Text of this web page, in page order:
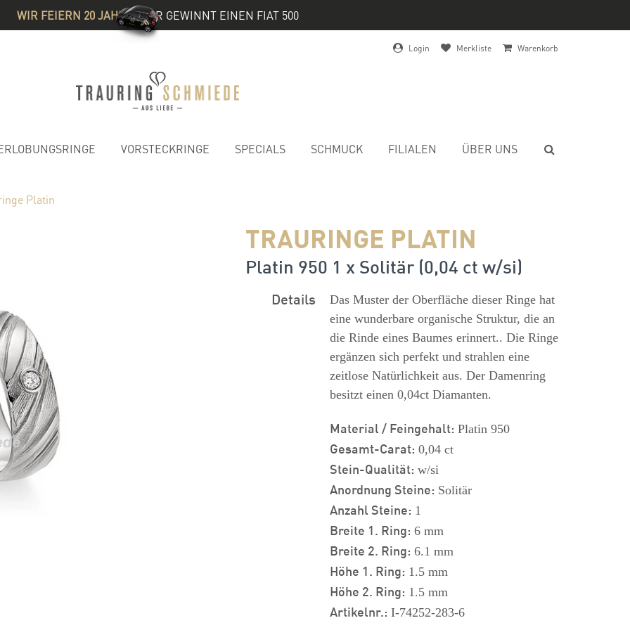
WIR FEIERN 20 JAHRE& IHR GEWINNT EINEN FIAT 500
Login Merkliste Warenkorb
VORSTECKRINGE SPECIALS SCHMUCK FILIALEN ÜBER UNS
Platin
TRAURINGE PLATIN
Platin 950 1 x Solitär (0,04 ct w/si)
Details
Das Muster der Oberfläche dieser Ringe hat
eine wunderbare organische Struktur, die an
die Rinde eines Baumes erinnert.. Die Ringe
ergänzen sich perfekt und strahlen eine
zeitlose Natürlichkeit aus. Der Damenring
besitzt einen 0,04ct Diamanten.
Material / Feingehalt: Platin 950
Gesamt-Carat: 0,04 ct
Stein-Qualität: w/si
Anordnung Steine: Solitär
Anzahl Steine: 1
Breite 1. Ring: 6 mm
Breite 2. Ring: 6.1 mm
Höhe 1. Ring: 1.5 mm
Höhe 2. Ring: 1.5 mm
Artikelnr.: I-74252-283-6